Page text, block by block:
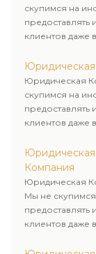
скупимся на
клиентов даже
пользовались
Юридическая
скупимся на
клиентов даже
пользовались
Компания
Юридическая
Мы не
клиентов даже
пользовались